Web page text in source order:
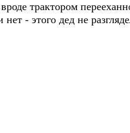
трактором
- этого дед не